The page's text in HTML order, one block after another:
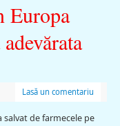
Europa
Lasă un comentariu
salvat de farmecele pe